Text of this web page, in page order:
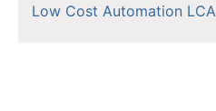
Low Cost Automation LCA